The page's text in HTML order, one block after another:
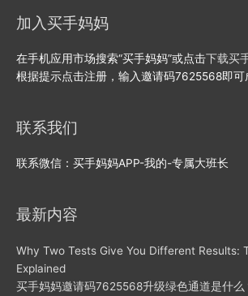
加入买手妈妈
在手机应用市场搜索“买手妈妈”或点击下载买
根据提示点击注册，输入邀请码7625568即可
联系我们
联系微信：买手妈妈APP-我的-专属大班长
最新内容
Why Two Tests Give You Different Results:
Explained
买手妈妈邀请码7625568升级绿色通道是什